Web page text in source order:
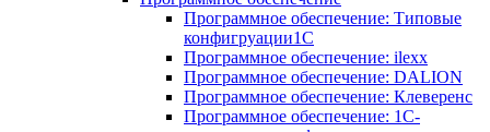
Программное обеспечение: Типовые
конфигруации1С
Программное обеспечение: ilexx
Программное обеспечение: DALION
Программное обеспечение: Клеверенс
Программное обеспечение: 1С-